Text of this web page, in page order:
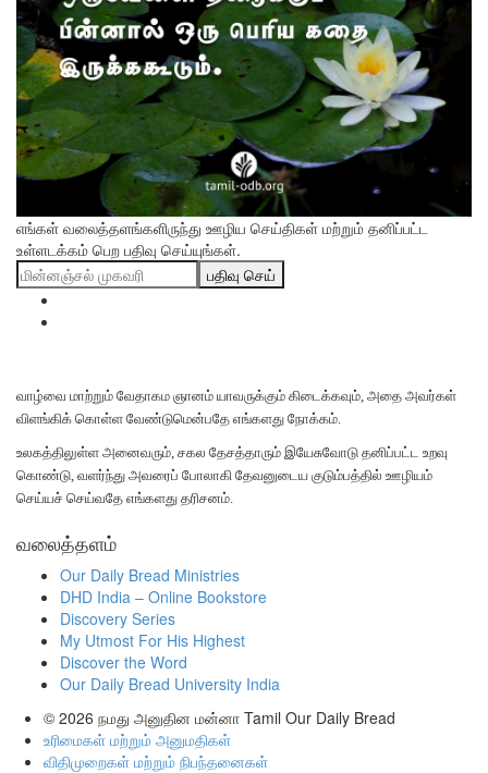
எங்கள் வலைத்தளங்களிருந்து ஊழிய செய்திகள் மற்றும் தனிப்பட்ட
உள்ளடக்கம் பெற பதிவு செய்யுங்கள்.
பதிவு செய்
வாழ்வை மாற்றும் வேதாகம ஞானம் யாவருக்கும் கிடைக்கவும், அதை அவர்கள்
விளங்கிக் கொள்ள வேண்டுமென்பதே எங்களது நோக்கம்.
உலகத்திலுள்ள அனைவரும், சகல தேசத்தாரும் இயேசுவோடு தனிப்பட்ட உறவு
கொண்டு, வளர்ந்து அவரைப் போலாகி தேவனுடைய குடும்பத்தில் ஊழியம்
செய்யச் செய்வதே எங்களது தரிசனம்.
வலைத்தளம்
Our Daily Bread Ministries
DHD India – Online Bookstore
Discovery Series
My Utmost For His Highest
Discover the Word
Our Daily Bread University India
© 2026 நமது அனுதின மன்னா Tamil Our Daily Bread
உரிமைகள் மற்றும் அனுமதிகள்
விதிமுறைகள் மற்றும் நிபந்தனைகள்